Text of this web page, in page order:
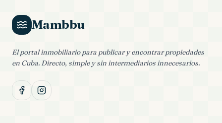
Mambbu
El portal inmobiliario para publicar y encontrar propiedades
en Cuba. Directo, simple y sin intermediarios innecesarios.